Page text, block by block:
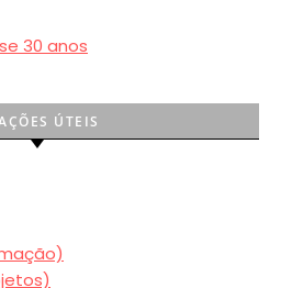
30 anos
ÚTEIS